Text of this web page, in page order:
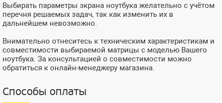
Выбирать параметры экрана ноутбука желательно с учётом
перечня решаемых задач, так как изменить их в
дальнейшем невозможно.
Внимательно отнеситесь к техническим характеристикам и
совместимости выбираемой матрицы с моделью Вашего
ноутбука. За консультацией о совместимости можно
обратиться к онлайн-менеджеру магазина.
Способы оплаты